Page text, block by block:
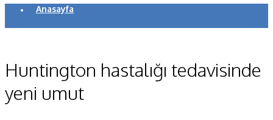
Anasayfa
Makaleler
Huntington hastalığı tedavisinde
yeni umut